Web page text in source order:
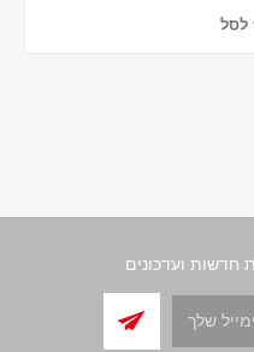
לסל
חדשות ועדכונים